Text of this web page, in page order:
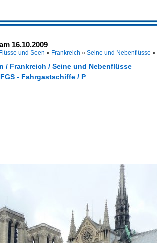
16.10.2009
Flüsse und Seen » Frankreich » Seine und Nebenflüsse »
/ Frankreich / Seine und Nebenflüsse
- Fahrgastschiffe / P